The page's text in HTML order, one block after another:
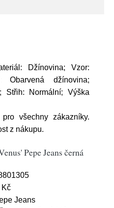
Džínovina; Vzor:
Obarvená džínovina;
Střih: Normální; Výška
všechny zákazníky.
z nákupu.
Pepe Jeans černá
Kč
Jeans